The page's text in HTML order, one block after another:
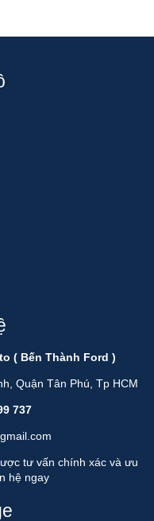
( Bến Thành Ford )
Quận Tân Phú, Tp HCM
737
tư vấn chính xác và ưu
hệ ngay